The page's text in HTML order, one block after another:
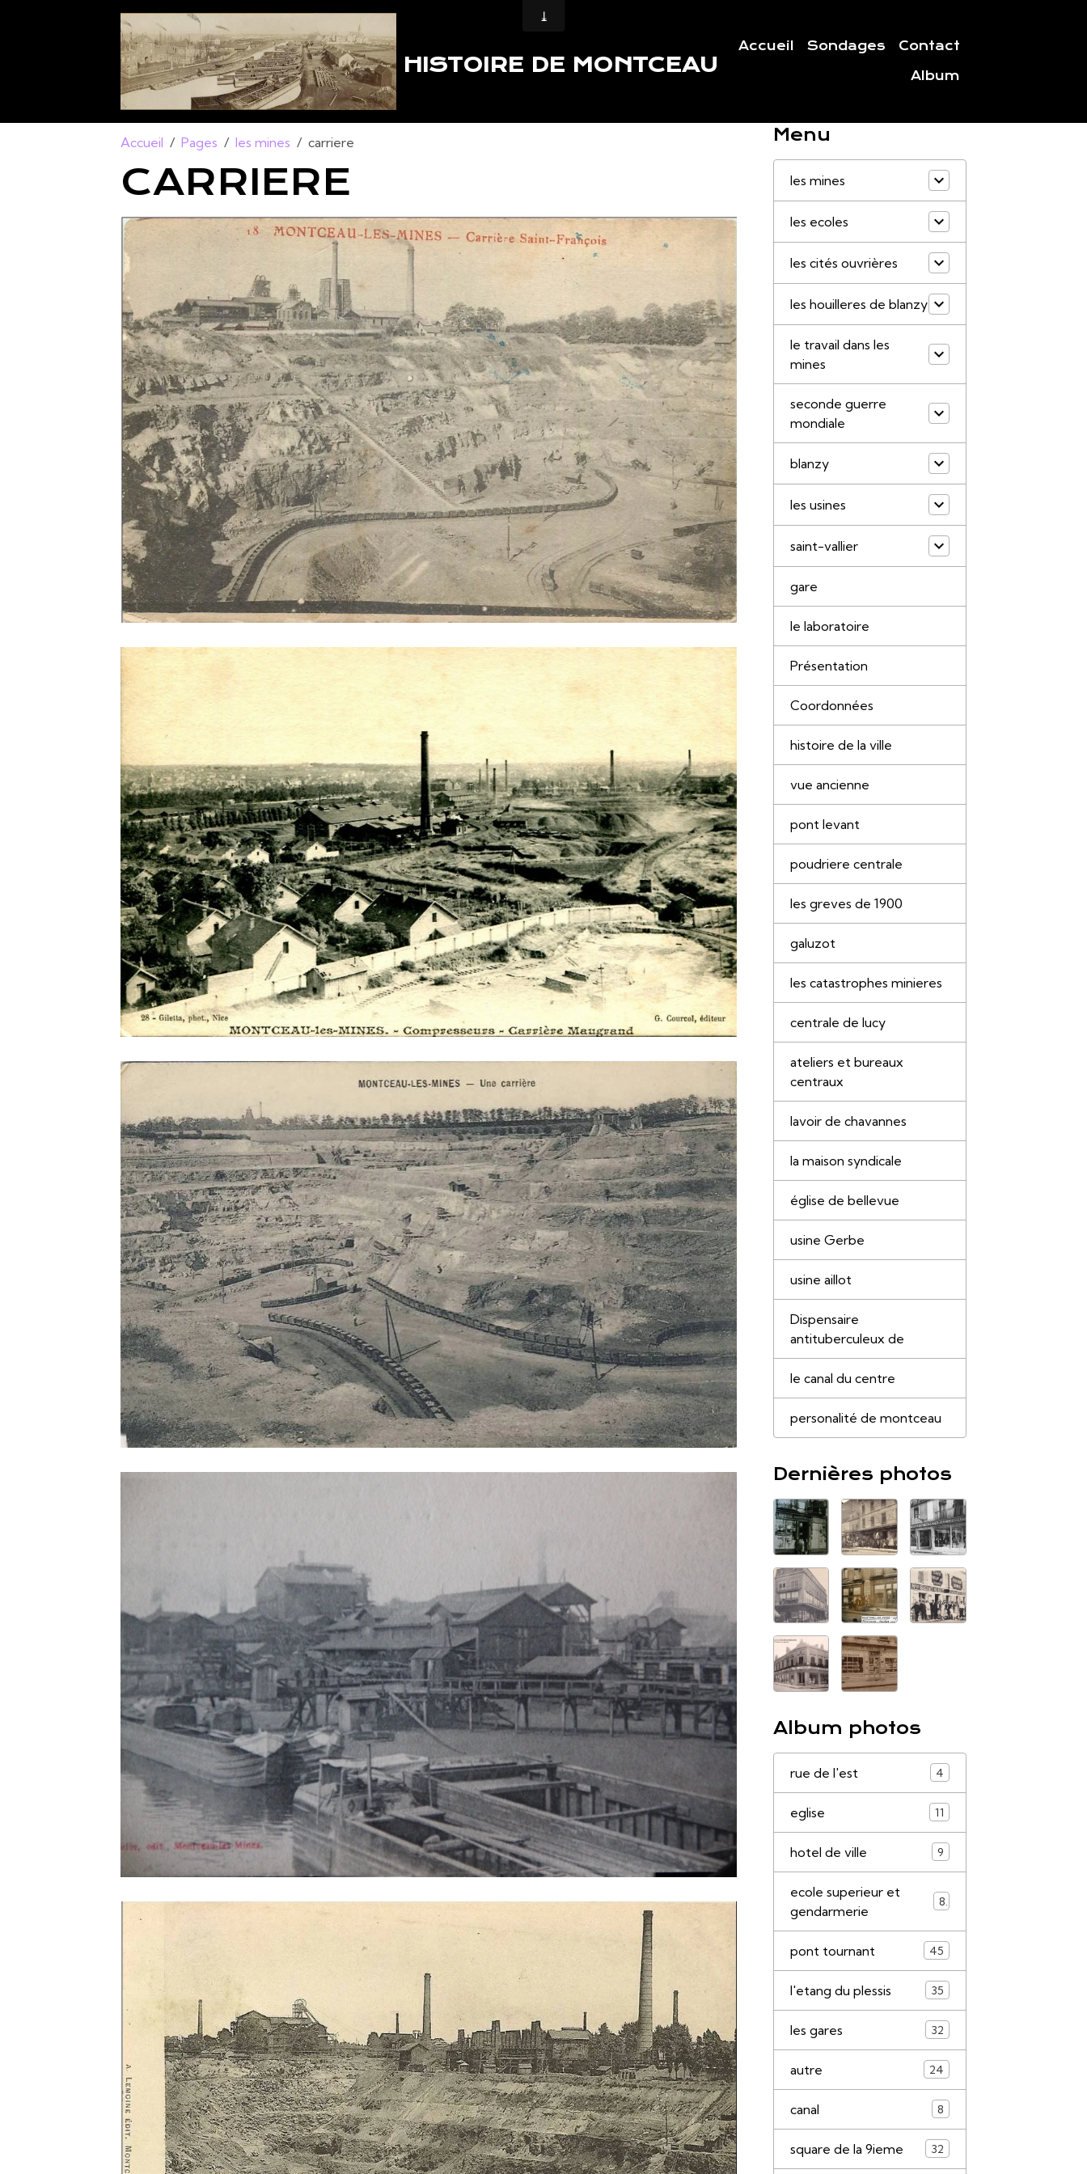
HISTOIRE DE MONTCEAU
Accueil Sondages Contact
Album
Accueil Pages les mines carriere
CARRIERE
Menu
les mines
les ecoles
les cités ouvrières
les houilleres de blanzy
le travail dans les
mines
seconde guerre
mondiale
blanzy
les usines
saint-vallier
gare
le laboratoire
Présentation
Coordonnées
histoire de la ville
vue ancienne
pont levant
poudriere centrale
les greves de 1900
galuzot
les catastrophes minieres
centrale de lucy
ateliers et bureaux
centraux
lavoir de chavannes
la maison syndicale
église de bellevue
usine Gerbe
usine aillot
Dispensaire
antituberculeux de
le canal du centre
personalité de montceau
Dernières photos
Album photos
rue de l'est 4
eglise 11
hotel de ville 9
ecole superieur et
gendarmerie
8
pont tournant 45
l'etang du plessis 35
les gares 32
autre 24
canal 8
square de la 9ieme 32